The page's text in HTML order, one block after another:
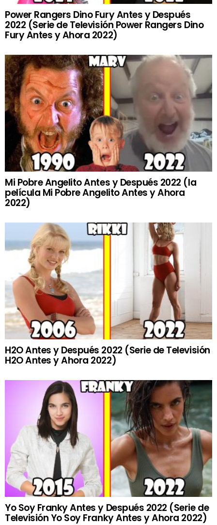
Power Rangers Dino Fury Antes y Después
2022 (Serie de Televisión Power Rangers Dino
Fury Antes y Ahora 2022)
Mi Pobre Angelito Antes y Después 2022 (la
película Mi Pobre Angelito Antes y Ahora
2022)
H2O Antes y Después 2022 (Serie de Televisión
H2O Antes y Ahora 2022)
Yo Soy Franky Antes y Después 2022 (Serie de
Televisión Yo Soy Franky Antes y Ahora 2022)